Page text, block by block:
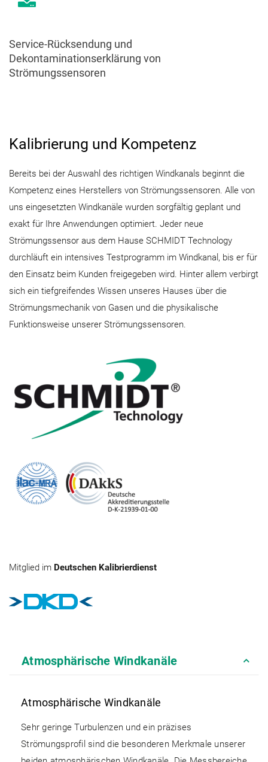
Service-Rücksendung und
Dekontaminationserklärung von
Strömungssensoren
Kalibrierung und Kompetenz
Bereits bei der Auswahl des richtigen Windkanals beginnt die
Kompetenz eines Herstellers von Strömungssensoren. Alle von
uns eingesetzten Windkanäle wurden sorgfältig geplant und
exakt für Ihre Anwendungen optimiert. Jeder neue
Strömungssensor aus dem Hause SCHMIDT Technology
durchläuft ein intensives Testprogramm im Windkanal, bis er für
den Einsatz beim Kunden freigegeben wird. Hinter allem verbirgt
sich ein tiefgreifendes Wissen unseres Hauses über die
Strömungsmechanik von Gasen und die physikalische
Funktionsweise unserer Strömungssensoren.
Mitglied im Deutschen Kalibrierdienst
Atmosphärische Windkanäle
Atmosphärische Windkanäle
Sehr geringe Turbulenzen und ein präzises
Strömungsprofil sind die besonderen Merkmale unserer